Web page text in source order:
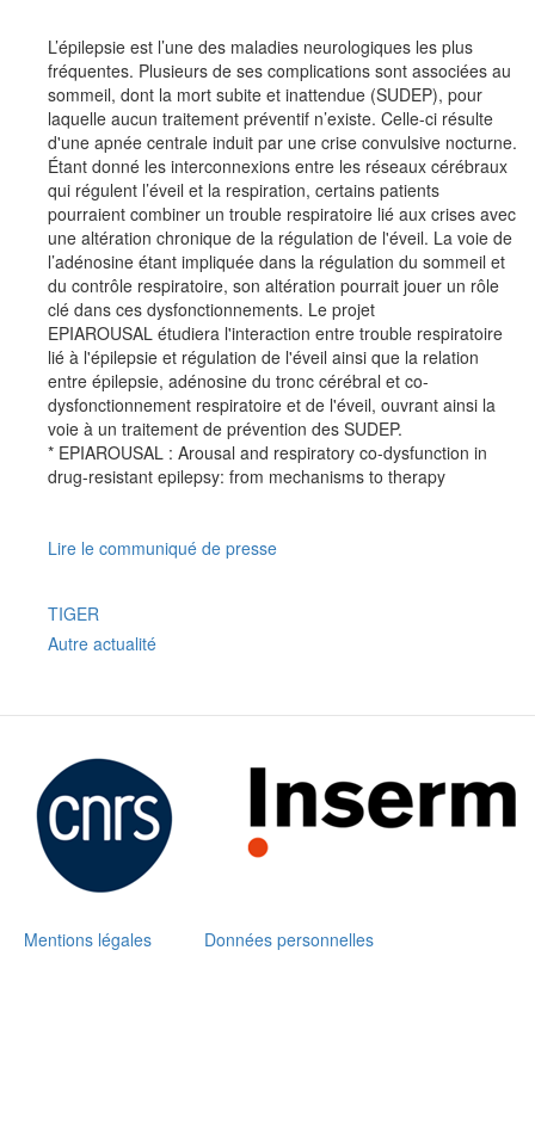
L’épilepsie est l’une des maladies neurologiques les plus
fréquentes. Plusieurs de ses complications sont associées au
sommeil, dont la mort subite et inattendue (SUDEP), pour
laquelle aucun traitement préventif n’existe. Celle-ci résulte
d'une apnée centrale induit par une crise convulsive nocturne.
Étant donné les interconnexions entre les réseaux cérébraux
qui régulent l’éveil et la respiration, certains patients
pourraient combiner un trouble respiratoire lié aux crises avec
une altération chronique de la régulation de l'éveil. La voie de
l’adénosine étant impliquée dans la régulation du sommeil et
du contrôle respiratoire, son altération pourrait jouer un rôle
clé dans ces dysfonctionnements. Le projet
EPIAROUSAL étudiera l'interaction entre trouble respiratoire
lié à l'épilepsie et régulation de l'éveil ainsi que la relation
entre épilepsie, adénosine du tronc cérébral et co-
dysfonctionnement respiratoire et de l'éveil, ouvrant ainsi la
voie à un traitement de prévention des SUDEP.
* EPIAROUSAL : Arousal and respiratory co-dysfunction in
drug-resistant epilepsy: from mechanisms to therapy
Lire le communiqué de presse
TIGER
Autre actualité
Mentions légales Données personnelles